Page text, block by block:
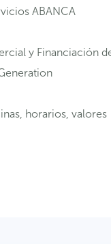
ABANCA
y Financiación
horarios, valores